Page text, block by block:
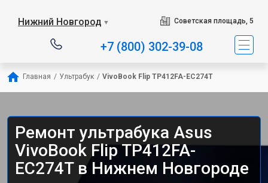
Нижний Новгород ▼ Советская площадь, 5
+7 (800) 302-39-08
Главная / Ультрабук / VivoBook Flip TP412FA-EC274T
Ремонт ультрабука Asus
VivoBook Flip TP412FA-
EC274T в Нижнем Новгороде